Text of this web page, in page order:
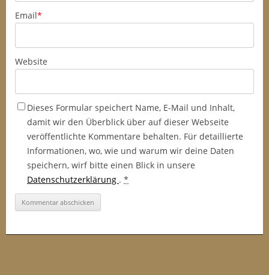
Email*
Website
Dieses Formular speichert Name, E-Mail und Inhalt,
damit wir den Überblick über auf dieser Webseite
veröffentlichte Kommentare behalten. Für detaillierte
Informationen, wo, wie und warum wir deine Daten
speichern, wirf bitte einen Blick in unsere
Datenschutzerklärung . *